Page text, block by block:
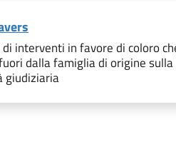
interventi in favore di coloro
dalla famiglia di origine sulla
giudiziaria